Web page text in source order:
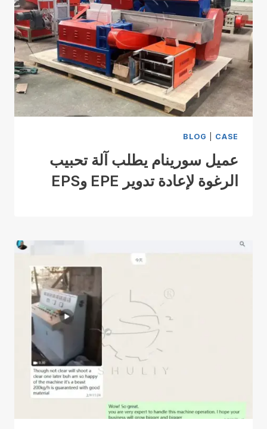
BLOG CASE
عميل سورينام يطلب آلة تحبيب
الرغوة لإعادة تدوير EPE وEPS